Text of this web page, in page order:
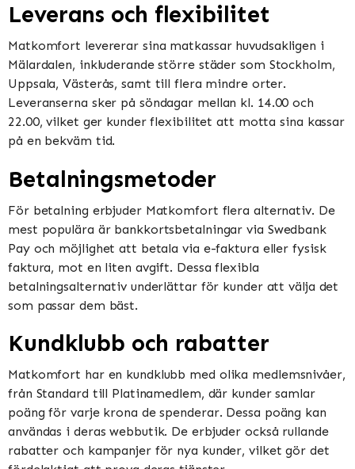
Leverans och flexibilitet
Matkomfort levererar sina matkassar huvudsakligen i
Mälardalen, inkluderande större städer som Stockholm,
Uppsala, Västerås, samt till flera mindre orter.
Leveranserna sker på söndagar mellan kl. 14.00 och
22.00, vilket ger kunder flexibilitet att motta sina kassar
på en bekväm tid​​​​.
Betalningsmetoder
För betalning erbjuder Matkomfort flera alternativ. De
mest populära är bankkortsbetalningar via Swedbank
Pay och möjlighet att betala via e-faktura eller fysisk
faktura, mot en liten avgift. Dessa flexibla
betalningsalternativ underlättar för kunder att välja det
som passar dem bäst​​.
Kundklubb och rabatter
Matkomfort har en kundklubb med olika medlemsnivåer,
från Standard till Platinamedlem, där kunder samlar
poäng för varje krona de spenderar. Dessa poäng kan
användas i deras webbutik. De erbjuder också rullande
rabatter och kampanjer för nya kunder, vilket gör det